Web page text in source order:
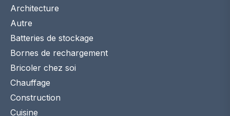
Architecture
Autre
Batteries de stockage
Bornes de rechargement
Bricoler chez soi
Chauffage
Construction
Cuisine